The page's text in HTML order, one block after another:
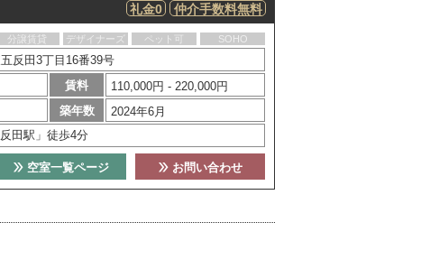
仲介手数料無料
礼金0
分譲賃貸 デザイナーズ ペット可 SOHO
反田3丁目16番39号
賃料
110,000円 - 220,000円
築年数
2024年6月
田駅」徒歩4分
お問い合わせ
空室一覧ページ